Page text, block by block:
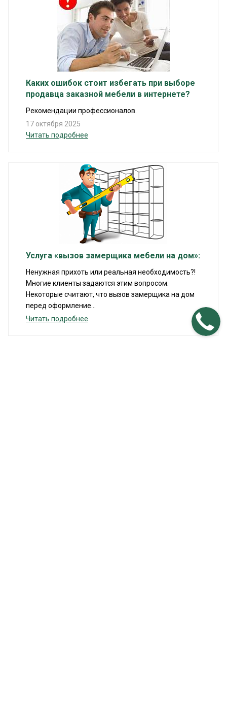
Каких ошибок стоит избегать при выборе
продавца заказной мебели в интернете?
Рекомендации профессионалов.
17 октября 2025
Читать подробнее
Услуга «вызов замерщика мебели на дом»:
Ненужная прихоть или реальная необходимость?!
Многие клиенты задаются этим вопросом.
Некоторые считают, что вызов замерщика на дом
перед оформление...
Читать подробнее